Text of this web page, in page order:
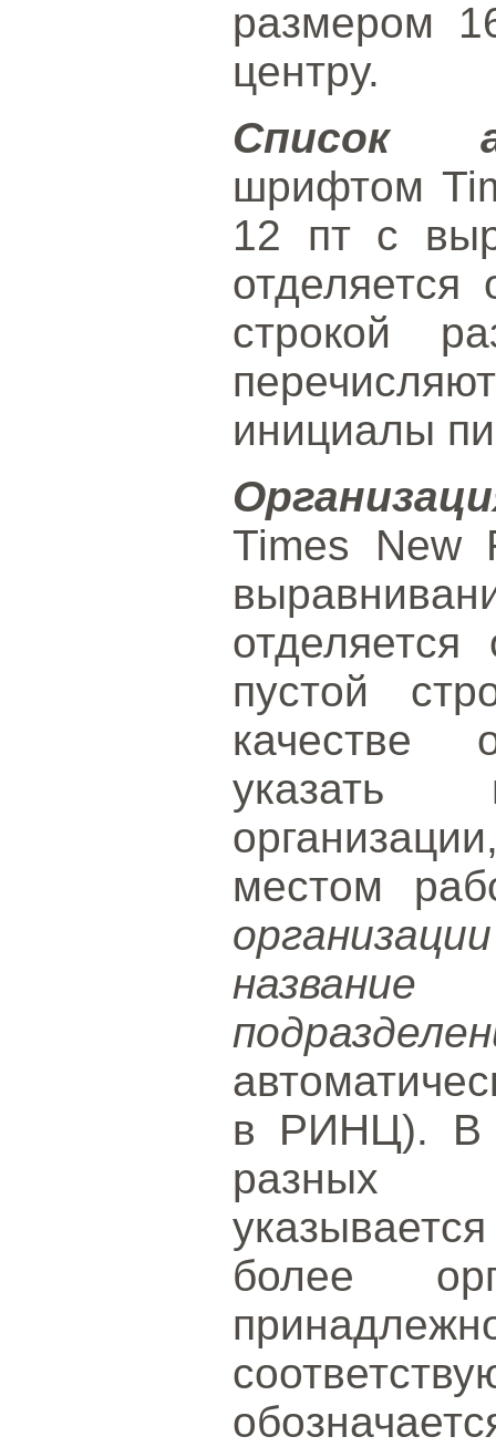
размером
центру.
Список
шрифтом
12 пт с
отделяется
строкой
инициалы
Times New
пустой
качестве
указать
местом
в РИНЦ). В
разных
более